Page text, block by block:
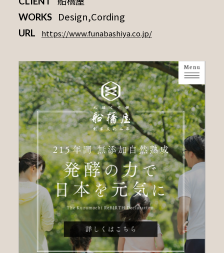
WORKS Design,Cording
URL https://www.funabashiya.co.jp/